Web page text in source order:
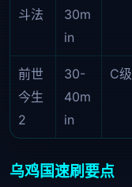
斗法
30m
in
前世
今生
2
30-
40m
in
C级
乌鸡国速刷要点